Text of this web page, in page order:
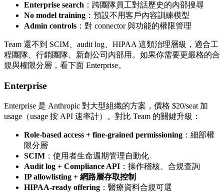
Enterprise search ：跨團隊員工對話歷史的內部搜尋
No model training ：預設不用客戶內容訓練模型
Admin controls ：對 connector 與功能的權限管理
Team 還不到 SCIM、audit log、HIPAA 這類治理層級，適合工
程團隊、行銷團隊、新創公司內部用。如果你需要更嚴格的合
規與權限分層，看下面 Enterprise。
Enterprise
Enterprise 是 Anthropic 對大型組織的方案，價格 $20/seat 加
usage（usage 按 API 速率計）。對比 Team 的關鍵升級：
Role-based access + fine-grained permissioning ：細部權
限分層
SCIM ：使用者生命週期管理自動化
Audit log + Compliance API ：操作稽核、合規查詢
IP allowlisting + 網路層存取控制
HIPAA-ready offering ：醫療資料合規可選